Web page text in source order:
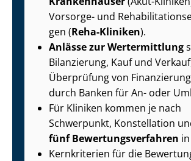
Vorsorge- und
gen (Reha-Kliniken).
Anlässe zur Wertermittlung
Bilanzierung, Kauf und
Überprüfung von
durch Banken für An- oder
Für Kliniken kommen je nach
Schwerpunkt, Konstellation
fünf Be­wer­tungs­ver­fah­ren
Kernkriterien für die